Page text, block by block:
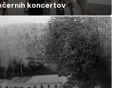
koncertov